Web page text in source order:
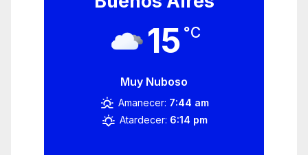
15 °C
Muy Nuboso
Amanecer: 7:44 am
Atardecer: 6:14 pm